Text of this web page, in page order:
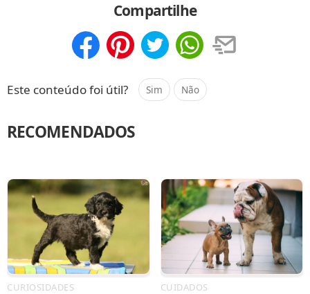
Compartilhe
Este conteúdo foi útil? Sim Não
RECOMENDADOS
CURIOSIDADES CUIDADOS